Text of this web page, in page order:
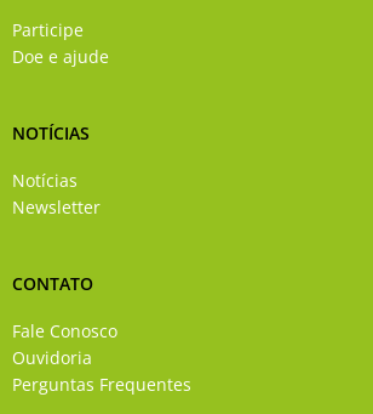
Participe
Doe e ajude
NOTÍCIAS
Notícias
Newsletter
CONTATO
Fale Conosco
Ouvidoria
Perguntas Frequentes